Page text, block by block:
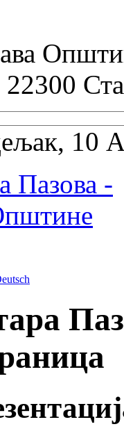
22300
10